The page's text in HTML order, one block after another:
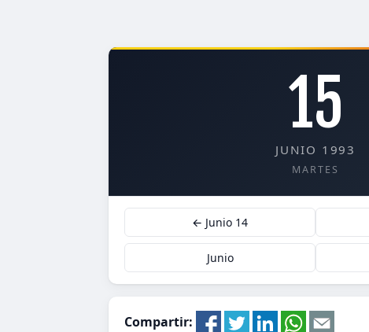
15
JUNIO 1993
MARTES
← Junio 14
Junio
Compartir: